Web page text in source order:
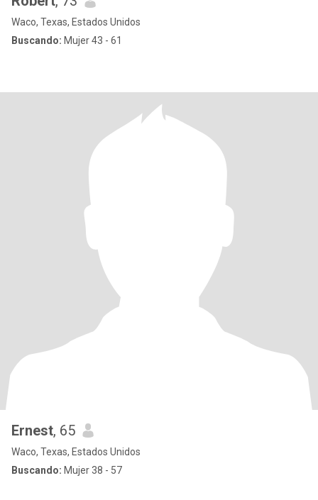
Waco, Texas, Estados Unidos
Buscando: Mujer 43 - 61
Ernest, 65
Waco, Texas, Estados Unidos
Buscando: Mujer 38 - 57